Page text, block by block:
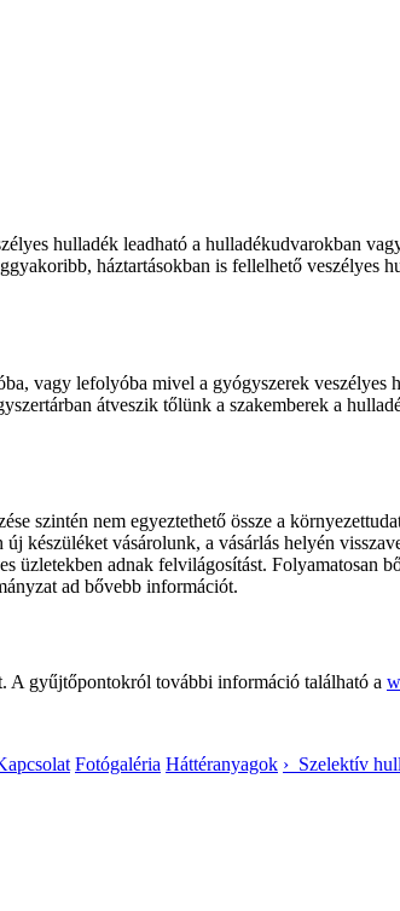
hulladék leadható a hulladékudvarokban
háztartásokban is fellelhető veszélyes
vagy lefolyóba mivel a gyógyszerek
átveszik tőlünk a szakemberek a
szintén nem egyeztethető össze a
vásárolunk, a vásárlás helyén
adnak felvilágosítást. Folyamatosan
ad bővebb információt.
A gyűjtőpontokról további információ található a
Fotógaléria Háttéranyagok › Szelektív